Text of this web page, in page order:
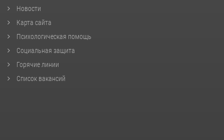
Новости
Карта сайта
Психологическая помощь
Социальная защита
Горячие линии
Список вакансий